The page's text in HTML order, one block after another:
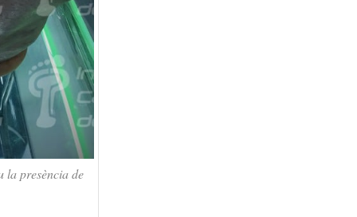
la presència de